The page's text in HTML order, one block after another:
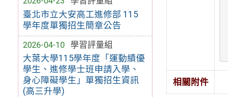
臺北市立大安高工進修部 115
學年度單獨招生簡章公告
2026-04-10
學習評量組
大葉大學115學年度「運動績優
學生、進修學士班申請入學、
身心障礙學生」單獨招生資訊
(高三升學)
相關附件